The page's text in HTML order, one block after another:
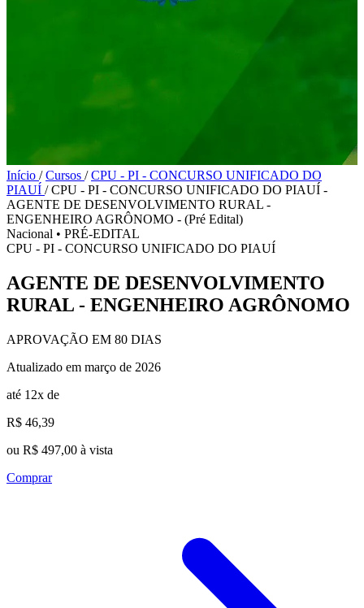
Início / Cursos / CPU - PI - CONCURSO UNIFICADO DO
PIAUÍ / CPU - PI - CONCURSO UNIFICADO DO PIAUÍ -
AGENTE DE DESENVOLVIMENTO RURAL -
ENGENHEIRO AGRÔNOMO - (Pré Edital)
Nacional • PRÉ-EDITAL
CPU - PI - CONCURSO UNIFICADO DO PIAUÍ
AGENTE DE DESENVOLVIMENTO
RURAL - ENGENHEIRO AGRÔNOMO
APROVAÇÃO EM 80 DIAS
Atualizado em março de 2026
até 12x de
R$ 46,39
ou R$ 497,00 à vista
Comprar